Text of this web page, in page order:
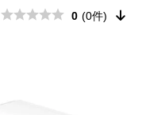
0 (0件)